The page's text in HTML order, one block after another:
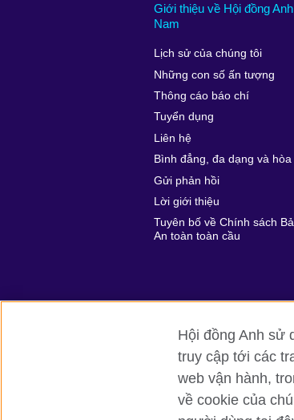
Giới thiệu về Hội đồng
Nam
Lịch sử của chúng tôi
Những con số ấn tượng
Thông cáo báo chí
Tuyển dụng
Liên hệ
Bình đẳng, đa dạng và
Gửi phản hồi
Lời giới thiệu
Tuyên bố về Chính sách
An toàn toàn cầu
Hội đồng Anh toàn cầu
© 2026 British Council
Hội đồng Anh sử
truy cập tới các
web vận hành,
về cookie của